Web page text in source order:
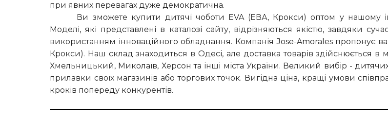
при явних перевагах дуже демократична.
Ви зможете купити дитячі чоботи EVA (ЕВА, Крокси) оптом у нашому
Моделі, які представлені в каталозі сайту, відрізняються якістю, завдяки
використанням інноваційного обладнання. Компанія Jose-Amorales пропонує
Крокси). Наш склад знаходиться в Одесі, але доставка товарів здійснюється в
Хмельницький, Миколаїв, Херсон та інші міста України. Великий вибір -
прилавки своїх магазинів або торгових точок. Вигідна ціна, кращі умови
кроків попереду конкурентів.